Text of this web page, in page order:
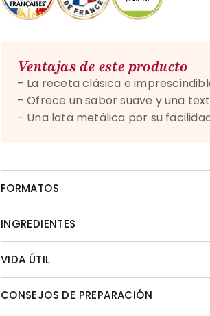
Ventajas de este producto
– La receta clásica e
– Ofrece un sabor suave y una
– Una lata metálica por su
FORMATOS
INGREDIENTES
VIDA ÚTIL
CONSEJOS DE PREPARACIÓN